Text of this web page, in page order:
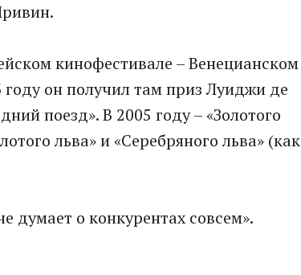
кинофестивале – Венецианском
он получил там приз Луиджи де
поезд». В 2005 году – «Золотого
льва» и «Серебряного льва» (как
думает о конкурентах совсем».